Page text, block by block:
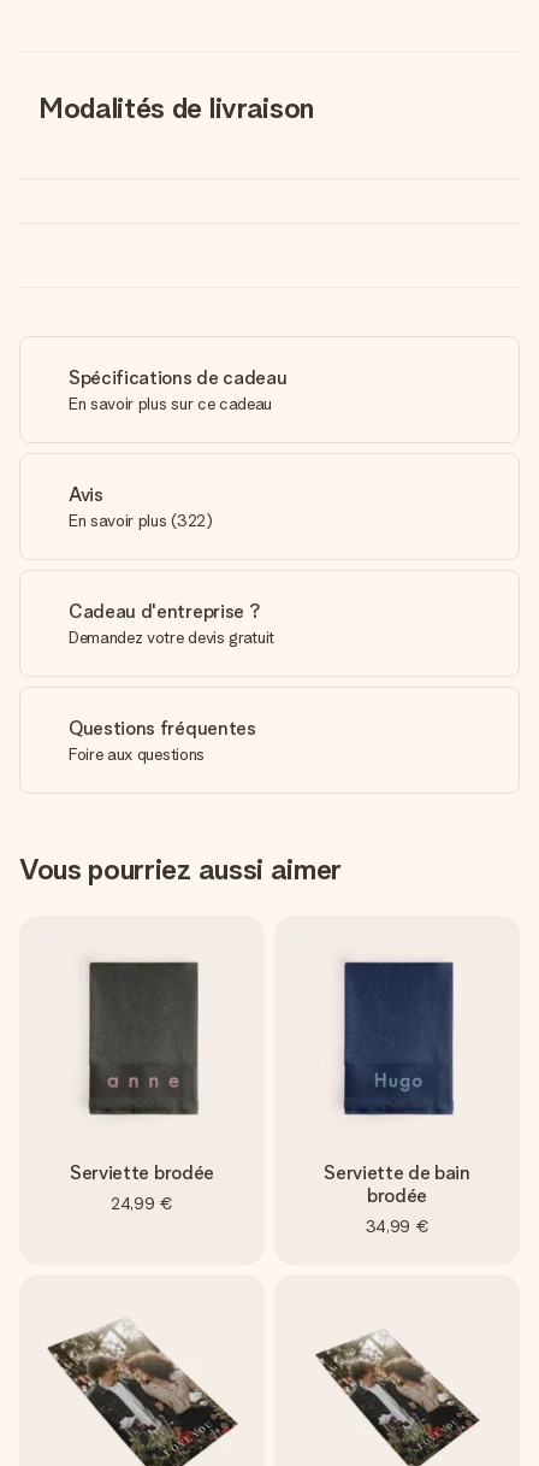
Modalités de livraison
Spécifications de cadeau
En savoir plus sur ce cadeau
Avis
En savoir plus (322)
Cadeau d'entreprise ?
Demandez votre devis gratuit
Questions fréquentes
Foire aux questions
Vous pourriez aussi aimer
Serviette brodée
24,99 €
Serviette de bain
brodée
34,99 €